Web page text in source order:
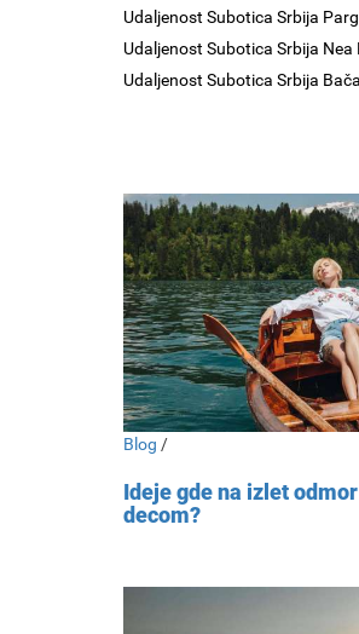
Udaljenost Subotica Srbija
Udaljenost Subotica Srbija Nea
Udaljenost Subotica Srbija
Blog /
Ideje gde na izlet
decom?